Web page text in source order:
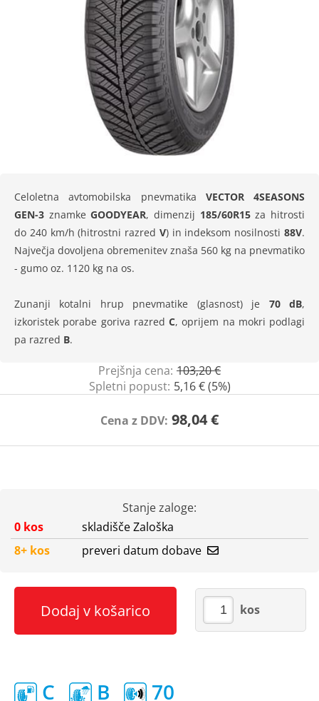
Celoletna avtomobilska pnevmatika VECTOR 4SEASONS
GEN-3 znamkeGOODYEAR, dimenzij 185/60R15za hitrosti
do 240 km/h (hitrostni razred V) in indeksom nosilnosti88V.
Največja dovoljena obremenitev znaša 560 kg na pnevmatiko
- gumo oz. 1120 kg na os.
Zunanji kotalni hrup pnevmatike (glasnost) je 70 dB,
izkoristek porabe goriva razred C, oprijem na mokri podlagi
pa razred B.
Prejšnja cena: 103,20 €
Spletni popust: 5,16 € (5%)
Cena z DDV: 98,04 €
Stanje zaloge:
0 kos
skladišče Zaloška
8+ kos
preveri datum dobave
Dodaj v košarico kos
C B 70